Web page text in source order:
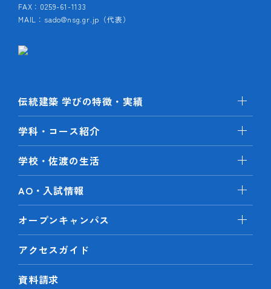
FAX：0259-61-1133
MAIL：sado@nsg.gr.jp（代表）
伝統建築 学びの特徴・実績
学科・コース紹介
学校・佐渡の生活
AO・入試情報
オープンキャンパス
アクセスガイド
資料請求